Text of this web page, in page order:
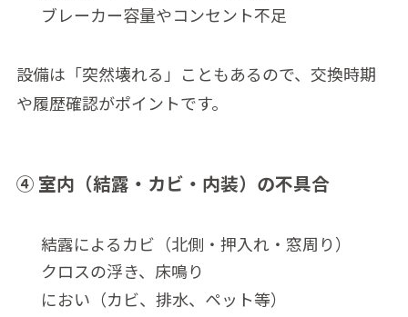
ブレーカー容量やコンセント不足
設備は「突然壊れる」こともあるので、交換時期
や履歴確認がポイントです。
④ 室内（結露・カビ・内装）の不具合
結露によるカビ（北側・押入れ・窓周り）
クロスの浮き、床鳴り
におい（カビ、排水、ペット等）